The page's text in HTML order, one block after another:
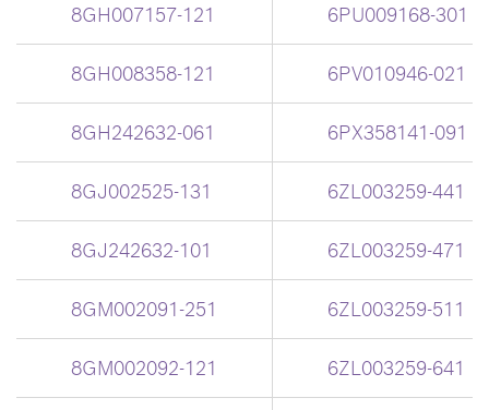
8GH007157-121 6PU009168-301
8GH008358-121 6PV010946-021
8GH242632-061 6PX358141-091
8GJ002525-131 6ZL003259-441
8GJ242632-101 6ZL003259-471
8GM002091-251 6ZL003259-511
8GM002092-121 6ZL003259-641